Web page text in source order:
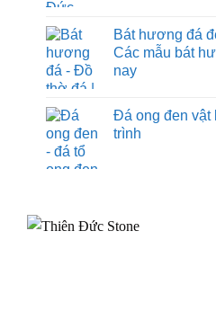
Bát hương đá
Các mẫu bát
nay
Đá ong đen vật
trình